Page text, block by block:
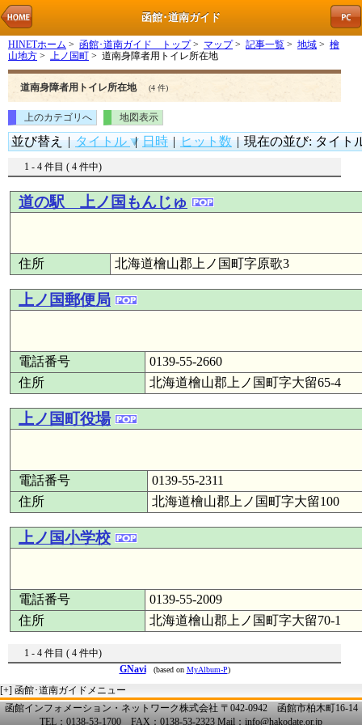
函館･道南ガイド
HINETホーム > 函館･道南ガイド トップ> マップ> 記事一覧 > 地域 > 檜
山地方 > 上ノ国町 > 道南身障者用トイレ所在地
道南身障者用トイレ所在地 (4 件)
上のカテゴリへ 地図表示
並び替え | タイトル | 日時 | ヒット数 | 現在の並び: タイト
1 - 4 件目 ( 4 件中)
道の駅 上ノ国もんじゅ
住所 北海道檜山郡上ノ国町字原歌3
上ノ国郵便局
電話番号
0139-55-2660
住所
北海道檜山郡上ノ国町字大留65-4
上ノ国町役場
電話番号
0139-55-2311
住所
北海道檜山郡上ノ国町字大留100
上ノ国小学校
電話番号
0139-55-2009
住所
北海道檜山郡上ノ国町字大留70-1
1 - 4 件目 ( 4 件中)
GNavi
(based on MyAlbum-P)
[+] 函館･道南ガイドメニュー
函館インフォメーション・ネットワーク株式会社 〒042-0942 函館市柏木町16-14
TEL：0138-53-1700 FAX：0138-53-2323 Mail：info@hakodate.or.jp